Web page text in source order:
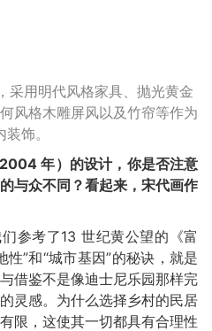
用明代风格家具、抛光黄金
风格木雕屏风以及竹帘等作为
装饰。
年）的设计，你是否注意
与众不同？看起来，宋代画作
参考了13 世纪黄公望的《富
”和“城市基因”的秘诀，就是
借鉴不是像迪士尼乐园那样完
灵感。为什么选择乡村的民居
限，这使其一切都具有合理性